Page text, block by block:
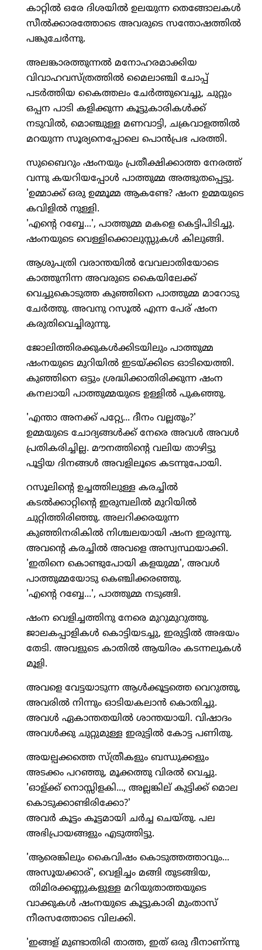
കാറ്റില്‍ ഒരേ ദിശയില്‍ ഉലയുന്ന തെങ്ങോലകള്‍
സീല്‍ക്കാരത്തോടെ അവരുടെ സന്തോഷത്തില്‍
പങ്കുചേര്‍ന്നു.
അലങ്കാരത്തുന്നല്‍ മനോഹരമാക്കിയ
വിവാഹവസ്ത്രത്തില്‍ മൈലാഞ്ചി ചോപ്പ്
പടര്‍ത്തിയ കൈത്തലം ചേര്‍ത്തുവെച്ചു, ചുറ്റും
ഒപ്പന പാടി കളിക്കുന്ന കൂട്ടുകാരികള്‍ക്ക്
നടുവില്‍, മൊഞ്ചുള്ള മണവാട്ടി, ചക്രവാളത്തില്‍
മറയുന്ന സൂര്യനെപ്പോലെ പൊന്‍പ്രഭ പരത്തി.
സുബൈറും ഷംനയും പ്രതീക്ഷിക്കാത്ത നേരത്ത്
വന്നു കയറിയപ്പോള്‍ പാത്തുമ്മ അത്ഭുതപ്പെട്ടു.
'ഉമ്മാക്ക് ഒരു ഉമ്മൂമ്മ ആകണ്ടേ? ഷംന ഉമ്മയുടെ
കവിളില്‍ നുള്ളി.
'എന്റെ റബ്ബേ...', പാത്തുമ്മ മകളെ കെട്ടിപിടിച്ചു.
ഷംനയുടെ വെള്ളിക്കൊലുസ്സുകള്‍ കിലുങ്ങി.
ആശുപത്രി വരാന്തയില്‍ വേവലാതിയോടെ
കാത്തുനിന്ന അവരുടെ കൈയിലേക്ക്
വെച്ചുകൊടുത്ത കുഞ്ഞിനെ പാത്തുമ്മ മാറോടു
ചേര്‍ത്തു. അവനു റസൂല്‍ എന്ന പേര് ഷംന
കരുതിവെച്ചിരുന്നു.
ജോലിത്തിരക്കുകള്‍ക്കിടയിലും പാത്തുമ്മ
ഷംനയുടെ മുറിയില്‍ ഇടയ്ക്കിടെ ഓടിയെത്തി.
കുഞ്ഞിനെ ഒട്ടും ശ്രദ്ധിക്കാതിരിക്കുന്ന ഷംന
കനലായി പാത്തുമ്മയുടെ ഉള്ളില്‍ പുകഞ്ഞു.
'എന്താ അനക്ക് പറ്റ്യേ... ദീനം വല്ലതും?'
ഉമ്മയുടെ ചോദ്യങ്ങള്‍ക്ക് നേരെ അവള്‍ അവള്‍
പ്രതികരിച്ചില്ല. മൗനത്തിന്റെ വലിയ താഴിട്ടു
പൂട്ടിയ ദിനങ്ങള്‍ അവളിലൂടെ കടന്നുപോയി.
റസൂലിന്റെ ഉച്ചത്തിലുള്ള കരച്ചില്‍
കടല്‍ക്കാറ്റിന്റെ ഇരുമ്പലില്‍ മുറിയില്‍
ചുറ്റിത്തിരിഞ്ഞു. അലറിക്കരയുന്ന
കുഞ്ഞിനരികില്‍ നിശ്ചലയായി ഷംന ഇരുന്നു.
അവന്റെ കരച്ചില്‍ അവളെ അസ്വസ്ഥയാക്കി.
'ഇതിനെ കൊണ്ടുപോയി കളയുമ്മ', അവള്‍
പാത്തുമ്മയോടു കെഞ്ചിക്കരഞ്ഞു.
'എന്റെ റബ്ബേ...', പാത്തുമ്മ നടുങ്ങി.
ഷംന വെളിച്ചത്തിനു നേരെ മുറുമുറുത്തു.
ജാലകപ്പാളികള്‍ കൊട്ടിയടച്ചു, ഇരുട്ടില്‍ അഭയം
തേടി. അവളുടെ കാതില്‍ ആയിരം കടന്നലുകള്‍
മൂളി.
അവളെ വേട്ടയാടുന്ന ആള്‍ക്കൂട്ടത്തെ വെറുത്തു,
അവരില്‍ നിന്നും ഓടിയകലാന്‍ കൊതിച്ചു.
അവള്‍ ഏകാന്തതയില്‍ ശാന്തയായി. വിഷാദം
അവള്‍ക്കു ചുറ്റുമുള്ള ഇരുട്ടില്‍ കോട്ട പണിതു.
അയല്പക്കത്തെ സ്ത്രീകളും ബന്ധുക്കളും
അടക്കം പറഞ്ഞു, മൂക്കത്തു വിരല്‍ വെച്ചു.
'ഓള്ക്ക് നൊസ്സിളകി..., അല്ലങ്കില് കുട്ടിക്ക് മൊല
കൊടുക്കാണ്ടിരിക്കോ?'
അവര്‍ കൂട്ടം കൂട്ടമായി ചര്‍ച്ച ചെയ്തു. പല
അഭിപ്രായങ്ങളും എടുത്തിട്ടു.
'ആരെങ്കിലും കൈവിഷം കൊടുത്തത്താവും...
അസൂയക്കാര്', വെളിച്ചം മങ്ങി തുടങ്ങിയ,
തിമിരക്കണ്ണുകളുള്ള മറിയുതാത്തയുടെ
വാക്കുകള്‍ ഷംനയുടെ കൂട്ടുകാരി മുംതാസ്
നീരസത്തോടെ വിലക്കി.
'ഇങ്ങള് മുണ്ടാതിരി താത്ത, ഇത് ഒരു ദീനാണ്ന്നു